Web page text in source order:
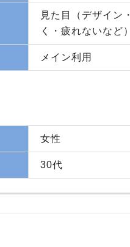
見た目（デザイン
く・疲れないなど）
メイン利用
女性
30代